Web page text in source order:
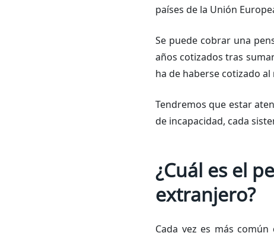
países de la Unión
Se puede cobrar una
años cotizados tras
ha de haberse cotizado
Tendremos que estar
de incapacidad, cada
¿Cuál es el
extranjero?
Cada vez es más